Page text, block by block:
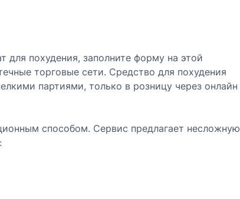
для похудения, заполните форму на этой
торговые сети. Средство для похудения
партиями, только в розницу через онлайн
способом. Сервис предлагает несложную